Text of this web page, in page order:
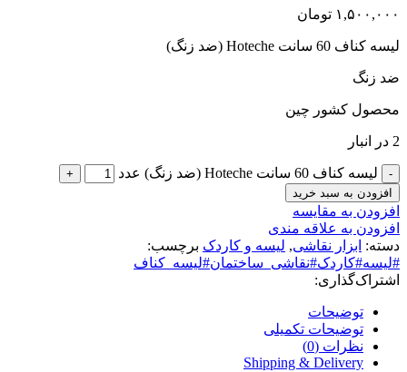
۱,۵۰۰,۰۰۰ تومان
لیسه کناف 60 سانت Hoteche (ضد زنگ)
ضد زنگ
محصول کشور چین
2 در انبار
لیسه کناف 60 سانت Hoteche (ضد زنگ) عدد
افزودن به سبد خرید
افزودن به مقایسه
افزودن به علاقه مندی
دسته: ابزار نقاشی, لیسه و کاردک برچسب:
#لیسه#کاردک#نقاشی_ساختمان#لیسه_کناف
اشتراک‌گذاری:
توضیحات
توضیحات تکمیلی
نظرات (0)
Shipping & Delivery